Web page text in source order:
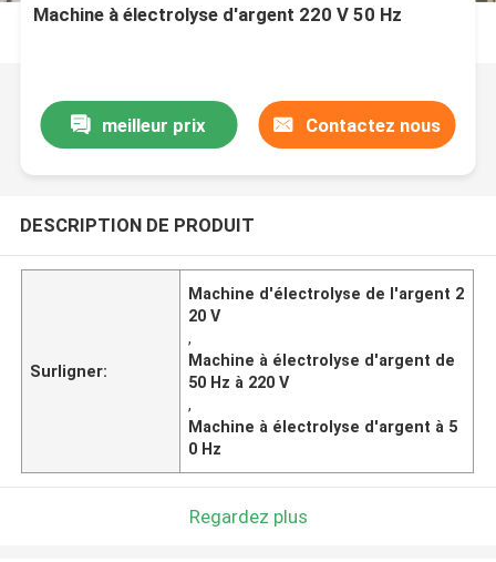
Machine à électrolyse d'argent 220 V 50 Hz
meilleur prix Contactez nous
DESCRIPTION DE PRODUIT
Surligner:
Machine d'électrolyse de l'argent 2
20 V
,
Machine à électrolyse d'argent de
50 Hz à 220 V
,
Machine à électrolyse d'argent à 5
0 Hz
Regardez plus